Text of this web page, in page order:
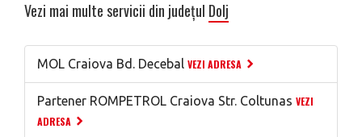
Vezi mai multe servicii din județul Dolj
MOL Craiova Bd. Decebal VEZI ADRESA
Partener ROMPETROL Craiova Str. Coltunas VEZI
ADRESA